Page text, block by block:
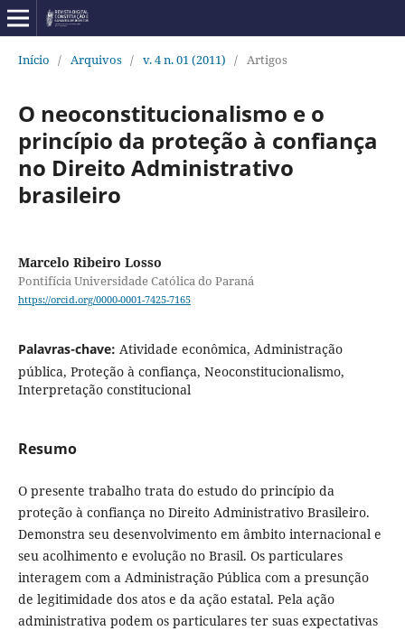
Início / Arquivos / v. 4 n. 01 (2011) / Artigos
O neoconstitucionalismo e o
princípio da proteção à confiança
no Direito Administrativo
brasileiro
Marcelo Ribeiro Losso
Pontifícia Universidade Católica do Paraná
https://orcid.org/0000-0001-7425-7165
Palavras-chave: Atividade econômica, Administração
pública, Proteção à confiança, Neoconstitucionalismo,
Interpretação constitucional
Resumo
O presente trabalho trata do estudo do princípio da
proteção à confiança no Direito Administrativo Brasileiro.
Demonstra seu desenvolvimento em âmbito internacional e
seu acolhimento e evolução no Brasil. Os particulares
interagem com a Administração Pública com a presunção
de legitimidade dos atos e da ação estatal. Pela ação
administrativa podem os particulares ter suas expectativas